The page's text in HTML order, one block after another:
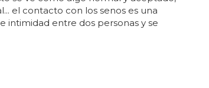
el contacto con los senos es una
intimidad entre dos personas y se